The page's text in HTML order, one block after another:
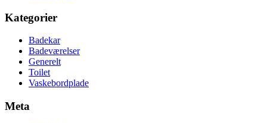
Kategorier
Badekar
Badeværelser
Generelt
Toilet
Vaskebordplade
Meta